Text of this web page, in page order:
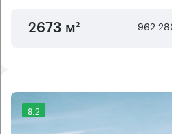
2673 м² 962
8.2